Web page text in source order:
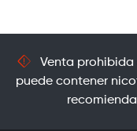
Venta prohibida
puede contener